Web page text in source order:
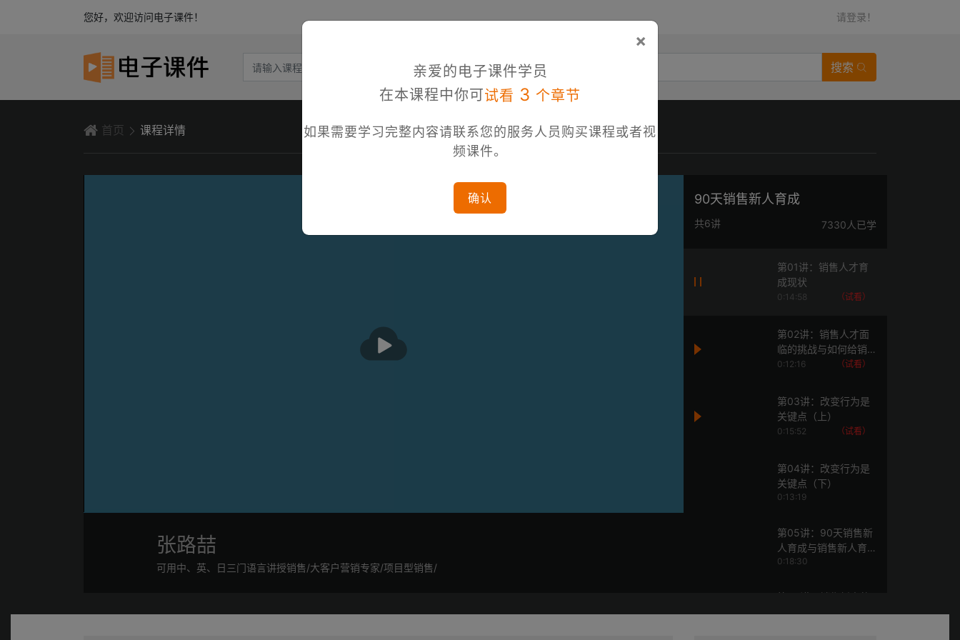
您好，欢迎访问电子课件！ 请登录！
搜索
首页 课程详情
放
张路喆
可用中、英、日三门语言讲授销售/大客户营销专家/项目型销售/
90天销售新人育成
共6讲 7330人已学
第01讲：销售人才育
成现状
0:14:58 （试看）
第02讲：销售人才面
临的挑战与如何给销
售赋能
0:12:16 （试看）
第03讲：改变行为是
关键点（上）
0:15:52 （试看）
第04讲：改变行为是
关键点（下）
0:13:19
第05讲：90天销售新
人育成与销售新人育
成指标
0:18:30
第06讲：销售新人的
90天育成方式
×
亲爱的电子课件学员
在本课程中你可试看 3 个章节
如果需要学习完整内容请联系您的服务人员购买课程或者视
频课件。
确认